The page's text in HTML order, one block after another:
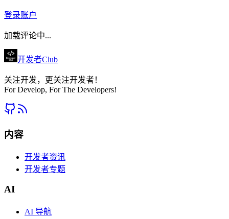
登录账户
加载评论中...
开发者Club
关注开发，更关注开发者！
For Develop, For The Developers!
内容
开发者资讯
开发者专题
AI
AI 导航